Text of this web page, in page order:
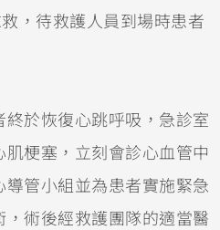
，待救護人員到場時患者
於恢復心跳呼吸，急診室
梗塞，立刻會診心血管中
管小組並為患者實施緊急
術後經救護團隊的適當醫